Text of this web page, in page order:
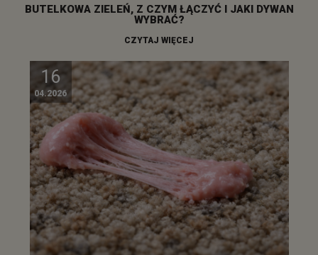
BUTELKOWA ZIELEŃ, Z CZYM ŁĄCZYĆ I JAKI DYWAN
WYBRAĆ?
CZYTAJ WIĘCEJ
16
04.2026